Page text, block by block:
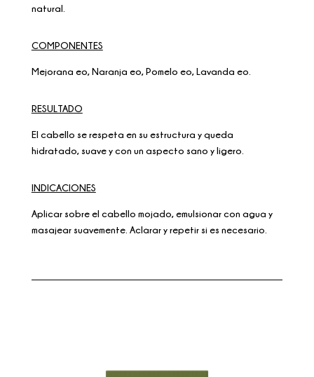
natural.
COMPONENTES
Mejorana eo, Naranja eo, Pomelo eo, Lavanda eo.
RESULTADO
El cabello se respeta en su estructura y queda
hidratado, suave y con un aspecto sano y ligero.
INDICACIONES
Aplicar sobre el cabello mojado, emulsionar con agua y
masajear suavemente. Aclarar y repetir si es necesario.